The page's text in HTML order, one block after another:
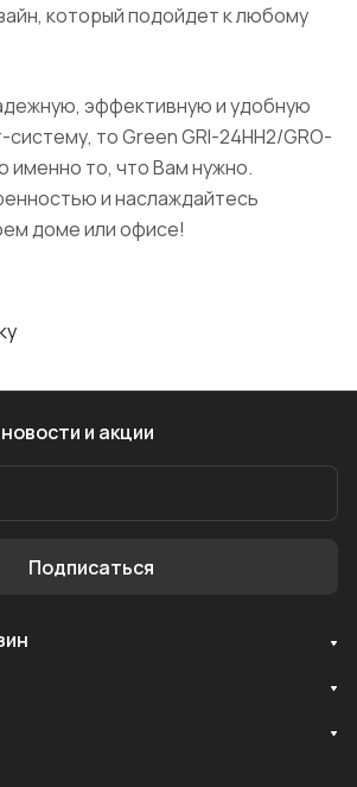
который подойдет к любому
эффективную и удобную
то Green GRI-24HH2/GRO-
именно то, что Вам нужно.
и наслаждайтесь
доме или офисе!
и акции
Подписаться